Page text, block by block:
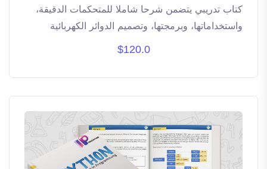
كتاب تدريبي يتضمن شرحا شاملا للمتحكمات الدقيقة،
واستخداماتها، وبرمجتها، وتصميم الدوائر الكهربائية
$120.0